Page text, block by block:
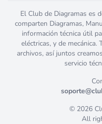
El Club de Diagramas es
comparten Diagramas,
información técnica útil
eléctricas, y de
archivos, así juntos
servicio
© 2026
All